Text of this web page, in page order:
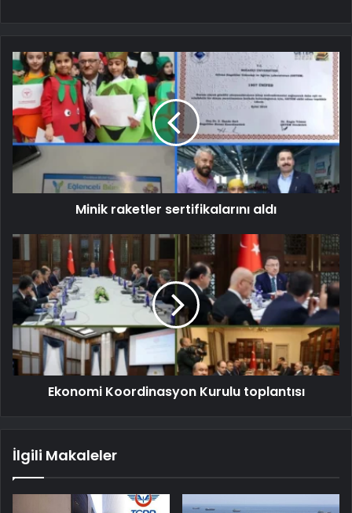
Minik raketler sertifikalarını aldı
Ekonomi Koordinasyon Kurulu toplantısı
İlgili Makaleler